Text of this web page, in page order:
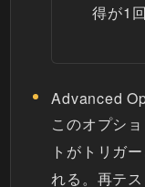
得が1
Advanced
このオプシ
トがトリガ
れる。再テ